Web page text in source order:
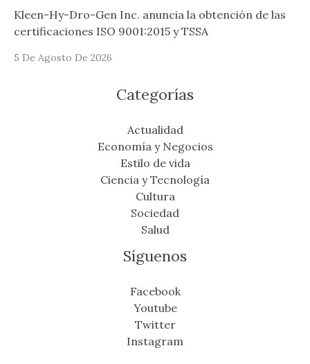
Kleen-Hy-Dro-Gen Inc. anuncia la obtención de las
certificaciones ISO 9001:2015 y TSSA
5 De Agosto De 2026
Categorías
Actualidad
Economía y Negocios
Estilo de vida
Ciencia y Tecnología
Cultura
Sociedad
Salud
Síguenos
Facebook
Youtube
Twitter
Instagram